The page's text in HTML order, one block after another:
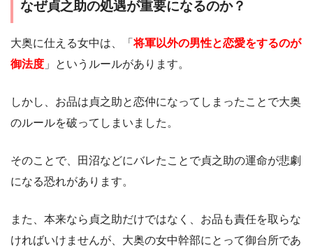
なぜ貞之助の処遇が重要になるのか？
大奥に仕える女中は、「将軍以外の男性と恋愛をするのが
御法度 」というルールがあります。
しかし、お品は貞之助と恋仲になってしまったことで大奥
のルールを破ってしまいました。
そのことで、田沼などにバレたことで貞之助の運命が悲劇
になる恐れがあります。
また、本来なら貞之助だけではなく、お品も責任を取らな
ければいけませんが、大奥の女中幹部にとって御台所であ